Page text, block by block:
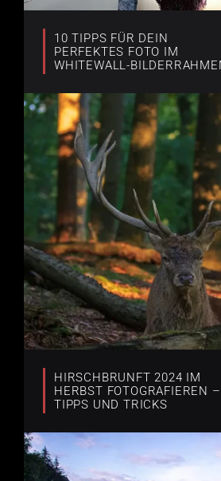
10 TIPPS FÜR DEIN
PERFEKTES FOTO IM
WHITEWALL-
HIRSCHBRUNFT 2024 IM
HERBST FOTOGRAFIEREN –
TIPPS UND TRICKS